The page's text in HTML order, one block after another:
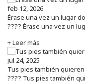
feb 12, 2026
Érase una vez un lugar
???? Érase una vez un
+ Leer más
jul 24, 2025
Tus pies también
???? Tus pies también